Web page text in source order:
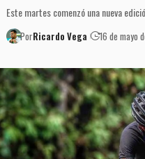
Este martes comenzó una nueva
PorRicardo Vega 16 de mayo